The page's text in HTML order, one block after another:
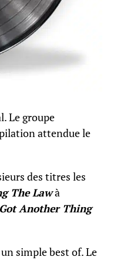
Le groupe
attendue le
des titres les
The Lawà
Got Another Thing
simple best of. Le